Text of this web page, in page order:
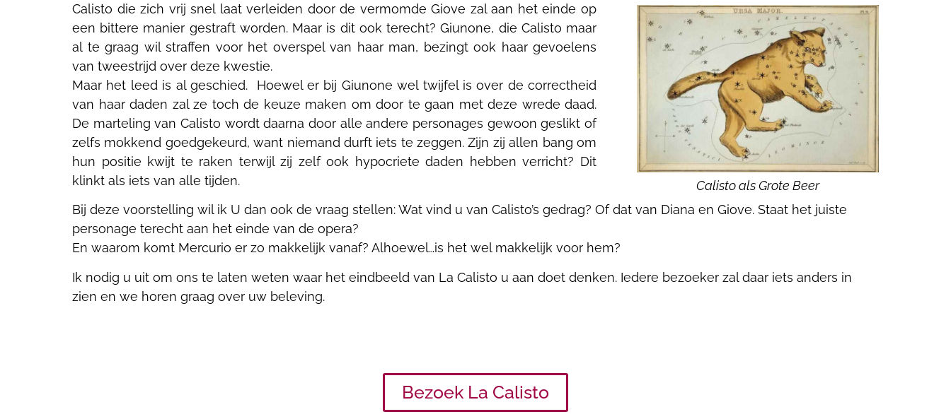
Calisto die zich vrij snel laat verleiden door de vermomde Giove zal aan het einde op
een bittere manier gestraft worden. Maar is dit ook terecht? Giunone, die Calisto maar
al te graag wil straffen voor het overspel van haar man, bezingt ook haar gevoelens
van tweestrijd over deze kwestie.
Maar het leed is al geschied. Hoewel er bij Giunone wel twijfel is over de correctheid
van haar daden zal ze toch de keuze maken om door te gaan met deze wrede daad.
De marteling van Calisto wordt daarna door alle andere personages gewoon geslikt of
zelfs mokkend goedgekeurd, want niemand durft iets te zeggen. Zijn zij allen bang om
hun positie kwijt te raken terwijl zij zelf ook hypocriete daden hebben verricht? Dit
klinkt als iets van alle tijden.
Calisto als Grote Beer
Bij deze voorstelling wil ik U dan ook de vraag stellen: Wat vind u van Calisto’s gedrag? Of dat van Diana en Giove. Staat het juiste
personage terecht aan het einde van de opera?
En waarom komt Mercurio er zo makkelijk vanaf? Alhoewel…is het wel makkelijk voor hem?
Ik nodig u uit om ons te laten weten waar het eindbeeld van La Calisto u aan doet denken. Iedere bezoeker zal daar iets anders in
zien en we horen graag over uw beleving.
Bezoek La Calisto